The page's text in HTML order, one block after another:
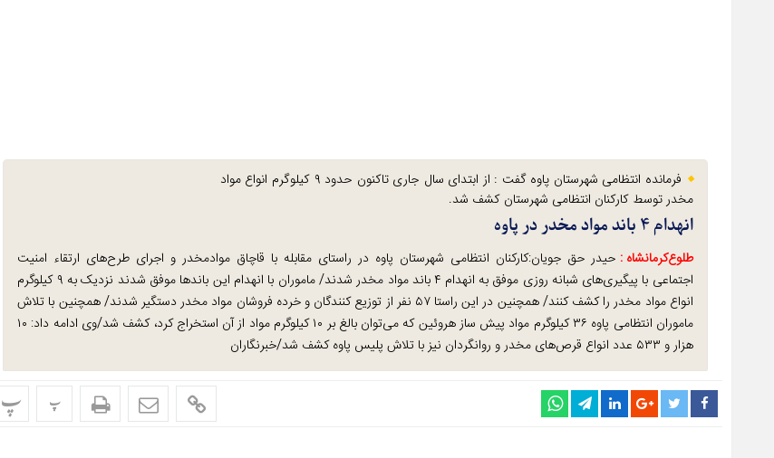
فرمانده انتظامی شهرستان پاوه گفت : از ابتدای سال جاری تاکنون حدود ۹ کیلوگرم انواع مواد
مخدر توسط کارکنان انتظامی شهرستان کشف شد.
انهدام ۴ باند مواد مخدر در پاوه
طلوع‌‌کرمانشاه : حیدر حق جویان:کارکنان انتظامی شهرستان پاوه در راستای مقابله با قاچاق موادمخدر و اجرای طرح‌های ارتقاء امنیت
اجتماعی با پیگیری‌های شبانه روزی موفق به انهدام ۴ باند مواد مخدر شدند/ ماموران با انهدام این باند‌ها موفق شدند نزدیک به ۹ کیلوگرم
انواع مواد مخدر را کشف کنند/ همچنین در این راستا ۵۷ نفر از توزیع کنندگان و خرده فروشان مواد مخدر دستگیر شدند/ همچنین با تلاش
ماموران انتظامی پاوه ۳۶ کیلوگرم مواد پیش ساز هروئین که می‌توان بالغ بر ۱۰ کیلوگرم مواد از آن استخراج کرد، کشف شد/وی ادامه داد: ۱۰
هزار و ۵۳۳ عدد انواع قرص‌های مخدر و روانگردان نیز با تلاش پلیس پاوه کشف شد/خبرنگاران
پ پ